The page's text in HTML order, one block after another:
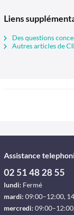
Liens
Des questions
Autres articles de
Assistance
02 51 48 28 55
lundi: Fermé
mardi: 09:00–12:00,
mercredi: